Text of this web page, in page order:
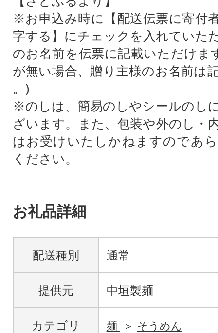
※お申込み時に【配送伝票に寄付
字する】にチェックを入れていた
のお名前を伝票に記載いただけま
が無い場合、贈り主様のお名前は
。)
※のしは、簡易のしやシールのし
ざいます。また、包装や外のし・
はお受けいたしかねますのであ
ください。
お礼品詳細
配送種別 通常
提供元 中垣製麺
カテゴリ 麺 そうめん